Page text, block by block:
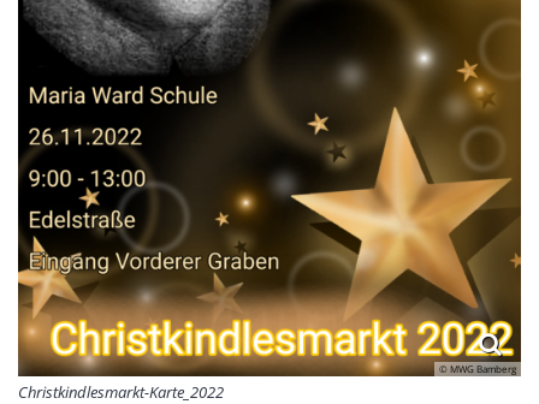
© MWG Bamberg
Christkindlesmarkt-Karte_2022